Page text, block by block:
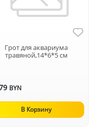
Грот для аквариума
травяной,14*6*5 см
BYN
В Корзину